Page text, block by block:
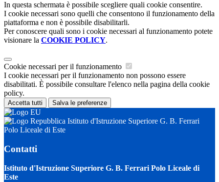
In questa schermata è possibile scegliere quali cookie consentire.
I cookie necessari sono quelli che consentono il funzionamento della
piattaforma e non è possibile disabilitarli.
Per conoscere quali sono i cookie necessari al funzionamento potete
visionare la COOKIE POLICY.
Cookie necessari per il funzionamento
I cookie necessari per il funzionamento non possono essere
disabilitati. È possibile consultare l'elenco nella pagina della cookie
policy.
Accetta tutti Salva le preferenze
Istituto d'Istruzione Superiore G. B. Ferrari
Polo Liceale di Este
Contatti
Istituto d'Istruzione Superiore G. B. Ferrari Polo Liceale di
Este